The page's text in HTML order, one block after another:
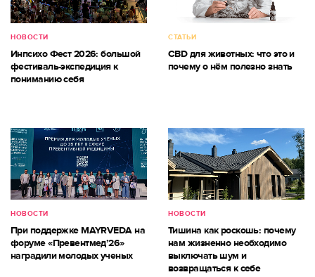
НОВОСТИ
Инпсихо Фест 2026: большой
фестиваль-экспедиция к
пониманию себя
СТАТЬИ
CBD для животных: что это и
почему о нём полезно знать
НОВОСТИ
При поддержке MAYRVEDA на
форуме «Превентмед’26»
наградили молодых ученых
НОВОСТИ
Тишина как роскошь: почему
нам жизненно необходимо
выключать шум и
возвращаться к себе